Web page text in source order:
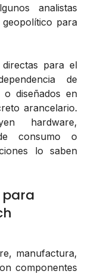
analistas
para
directas para el
de
o diseñados en
arancelario.
hardware,
consumo o
lo saben
para
manufactura,
componentes